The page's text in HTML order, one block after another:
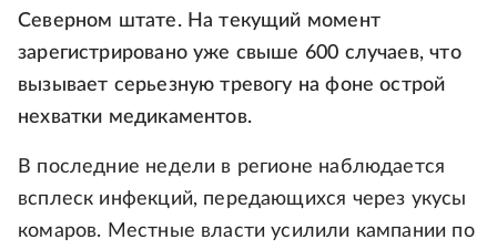
Северном штате. На текущий момент
зарегистрировано уже свыше 600 случаев, что
вызывает серьезную тревогу на фоне острой
нехватки медикаментов.
В последние недели в регионе наблюдается
всплеск инфекций, передающихся через укусы
комаров. Местные власти усилили кампании по